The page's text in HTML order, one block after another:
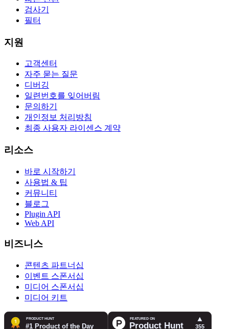
검사기
필터
지원
고객센터
자주 묻는 질문
디버깅
일련번호를 잊어버림
문의하기
개인정보 처리방침
최종 사용자 라이센스 계약
리소스
바로 시작하기
사용법 & 팁
커뮤니티
블로그
Plugin API
Web API
비즈니스
콘텐츠 파트너십
이벤트 스폰서십
미디어 스폰서십
미디어 키트